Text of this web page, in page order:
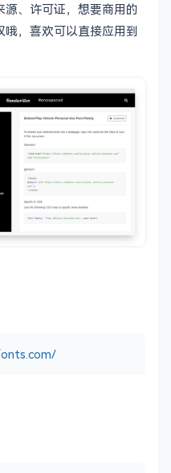
、许可证，想要商用的
，喜欢可以直接应用到